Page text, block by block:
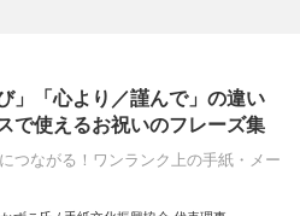
」「心より／謹んで」の違い
で使えるお祝いのフレーズ集
つながる！ワンランク上の手紙・メー